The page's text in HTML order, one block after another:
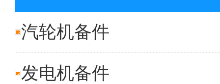
汽轮机备件
发电机备件